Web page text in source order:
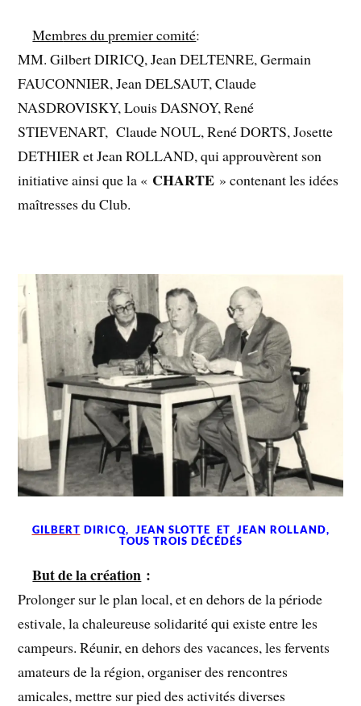
Membres du premier comité:
MM. Gilbert DIRICQ, Jean DELTENRE, Germain
FAUCONNIER, Jean DELSAUT, Claude
NASDROVISKY, Louis DASNOY, René
STIEVENART, Claude NOUL, René DORTS, Josette
DETHIER et Jean ROLLAND, qui approuvèrent son
initiative ainsi que la « CHARTE » contenant les idées
maîtresses du Club.
GILBERT DIRICQ, JEAN SLOTTE ET JEAN ROLLAND,
TOUS TROIS DÉCÉDÉS
But de la création :
Prolonger sur le plan local, et en dehors de la période
estivale, la chaleureuse solidarité qui existe entre les
campeurs. Réunir, en dehors des vacances, les fervents
amateurs de la région, organiser des rencontres
amicales, mettre sur pied des activités diverses